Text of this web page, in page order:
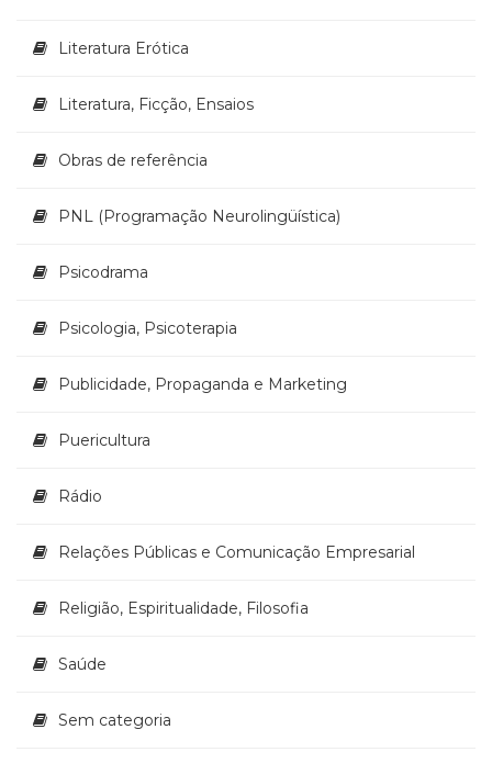
Temas
(30)
Ocupacional
Treinamento
(65)
(1)
Prática
Literatura Erótica
Literatura, Ficção, Ensaios
Obras de referência
PNL (Programação Neurolingüística)
Psicodrama
Psicologia, Psicoterapia
Publicidade, Propaganda e Marketing
Puericultura
Rádio
Relações Públicas e Comunicação Empresarial
Religião, Espiritualidade, Filosofia
Saúde
Sem categoria